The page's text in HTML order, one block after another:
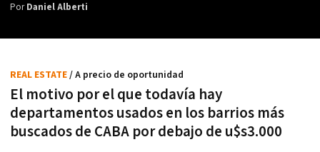
PorDaniel Alberti
El motivo por el que todavía hay
departamentos usados en los barrios más
buscados de CABA por debajo de u$s3.000
REAL ESTATE/ A precio de oportunidad